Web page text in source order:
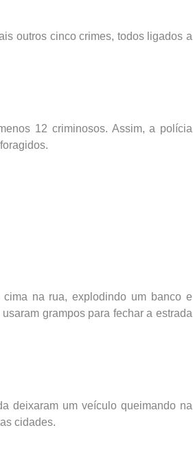
outros cinco crimes, todos ligados a
12 criminosos. Assim, a polícia
na rua, explodindo um banco e
grampos para fechar a estrada
deixaram um veículo queimando na
cidades.